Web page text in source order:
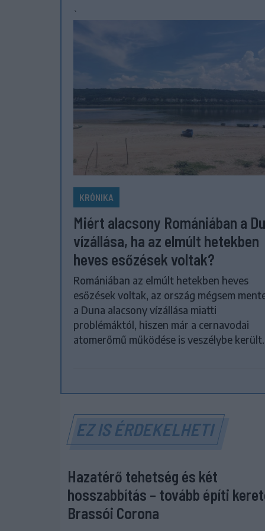
`
KRÓNIKA
Miért alacsony Romániában a
vízállása, ha az elmúlt hetekben
heves esőzések voltak?
Romániában az elmúlt hetekben heves
esőzések voltak, az ország mégsem
a Duna alacsony vízállása miatti
problémáktól, hiszen már a cernavodai
atomerőmű működése is veszélybe került.
EZ IS ÉRDEKELHETI
Hazatérő tehetség és két
hosszabbítás – tovább építi
Brassói Corona